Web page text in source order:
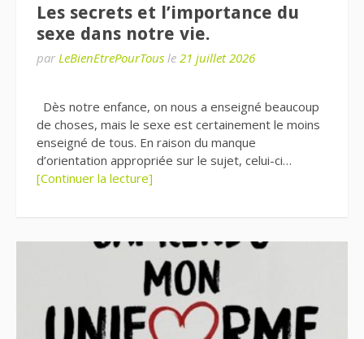
Les secrets et l’importance du
sexe dans notre vie.
par LeBienEtrePourTous le 21 juillet 2026
Dès notre enfance, on nous a enseigné beaucoup
de choses, mais le sexe est certainement le moins
enseigné de tous. En raison du manque
d’orientation appropriée sur le sujet, celui-ci…
[Continuer la lecture]